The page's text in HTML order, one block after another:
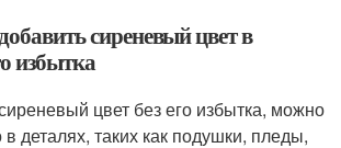
сиреневый цвет в
избытка
цвет без его избытка, можно
в деталях, таких как подушки, пледы,